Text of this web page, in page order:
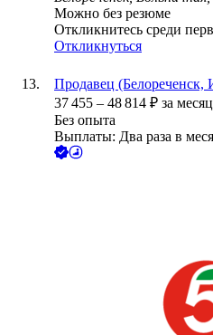
Можно без резюме
Откликнитесь среди
Откликнуться
Продавец (Белореченск,
37 455 – 48 814 ₽ за
Без опыта
Выплаты: Два раза в